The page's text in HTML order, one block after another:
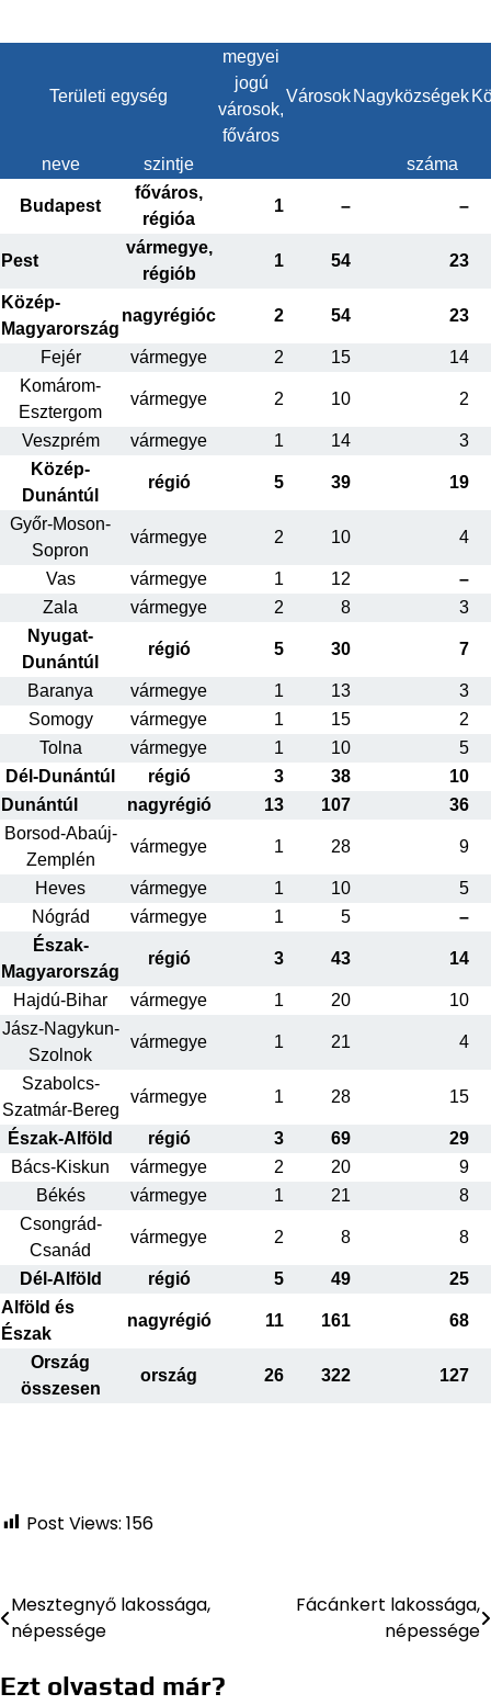
Területi egység
megyei
jogú
városok,
főváros
Városok Nagyközségek
neve szintje száma
Budapest
főváros,
régióa
1 – –
Pest
vármegye,
régiób
1 54 23
Közép-
Magyarország
nagyrégióc 2 54 23
Fejér vármegye 2 15
14
Komárom-
Esztergom
vármegye 2 10 2
Veszprém vármegye 1 14
3
Közép-
Dunántúl
régió 5 39 19
Győr-Moson-
Sopron
vármegye 2 10 4
Vas vármegye 1 12
–
Zala
vármegye 2 8
3
Nyugat-
Dunántúl
régió 5 30 7
Baranya vármegye 1 13
3
Somogy
vármegye 1 15
2
Tolna
vármegye 1 10
5
Dél-Dunántúl
régió 3 38
10
Dunántúl
nagyrégió 13 107
36
Borsod-Abaúj-
Zemplén
vármegye 1 28 9
Heves vármegye 1 10
5
Nógrád
vármegye 1 5
–
Észak-
Magyarország
régió 3 43 14
Hajdú-Bihar vármegye 1 20
10
Jász-Nagykun-
Szolnok
vármegye 1 21 4
Szabolcs-
Szatmár-Bereg
vármegye 1 28 15
Észak-Alföld régió 3 69
29
Bács-Kiskun
vármegye 2 20
9
Békés
vármegye 1 21
8
Csongrád-
Csanád
vármegye 2 8 8
Dél-Alföld régió 5 49
25
Alföld és
Észak
nagyrégió 11 161 68
Ország
összesen
ország 26 322 127
Post Views: 156
Bejegyzés
navigáció
Mesztegnyő lakossága,
népessége
Fácánkert lakossága,
népessége
Ezt olvastad már?